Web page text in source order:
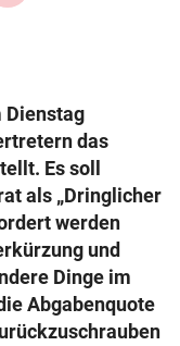
Dienstag
das
Es soll
als „Dringlicher
werden
und
Dinge im
Abgabenquote